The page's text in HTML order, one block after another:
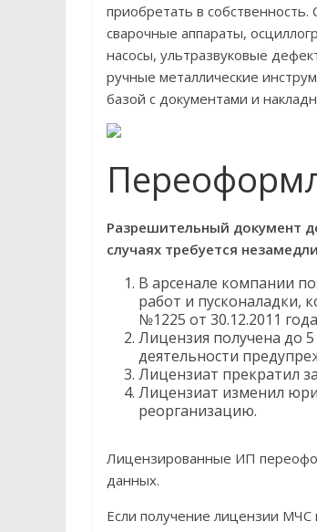
приобретать в
сварочные аппараты,
насосы, ультразвуковые
ручные металлические
базой с документами и
Разрешительный документ
случаях требуется
В арсенале компании
работ и пусконаладки,
№1225 от 30.12.2011
Лицензия получена до
деятельности
Лицензиат прекратил
Лицензиат изменил
реорганизацию.
Лицензированные ИП
данных.
Если получение лицензии МЧС